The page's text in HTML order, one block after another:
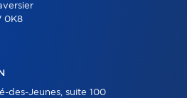
0K8
des-Jeunes, suite 100